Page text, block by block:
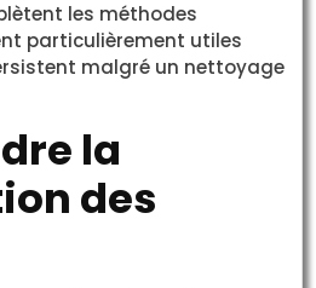
les méthodes
particulièrement utiles
malgré un nettoyage
la
des